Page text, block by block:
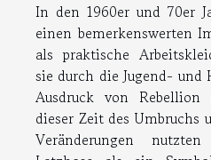
In den 1960er und 70er
einen bemerkenswerten
als praktische
sie durch die Jugend- und
Ausdruck von
dieser Zeit des Umbruchs
Veränderungen